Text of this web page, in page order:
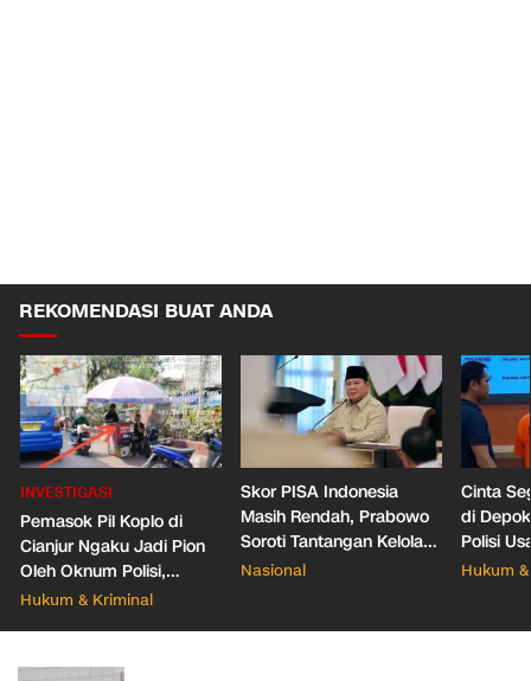
REKOMENDASI BUAT ANDA
INVESTIGASI
Pemasok Pil Koplo di
Cianjur Ngaku Jadi Pion
Oleh Oknum Polisi,
Propam Mabes Polri
Hukum & Kriminal
Skor PISA Indonesia
Masih Rendah, Prabowo
Soroti Tantangan Kelola
388 Ribu Sekolah
Nasional
Cinta
di
Polisi
Pacar
Hukum